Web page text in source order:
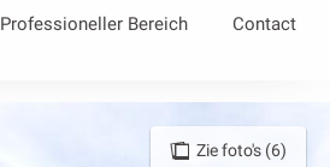
Professioneller Bereich Contact
Zie foto's (6)